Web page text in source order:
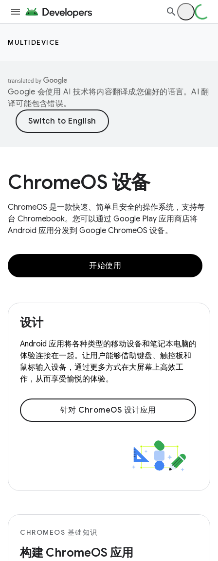
MULTIDEVICE
Google 会使用 AI 技术将内容翻译成您偏好的语言。AI 翻
译可能包含错误。
ChromeOS 设备
ChromeOS 是一款快速、简单且安全的操作系统，支持每
台 Chromebook。您可以通过 Google Play 应用商店将
Android 应用分发到 Google ChromeOS 设备。
开始使用
设计
Android 应用将各种类型的移动设备和笔记本电脑的
体验连接在一起。让用户能够借助键盘、触控板和
鼠标输入设备，通过更多方式在大屏幕上高效工
作，从而享受愉悦的体验。
针对 ChromeOS 设计应用
CHROMEOS 基础知识
构建 ChromeOS 应用